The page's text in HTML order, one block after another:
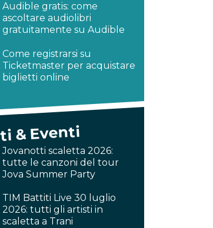
Audible gratis: come
ascoltare audiolibri
gratuitamente su Audible
Come registrarsi su
Ticketmaster per acquistare
biglietti online
& Eventi
Jovanotti scaletta 2026:
tutte le canzoni del tour
Jova Summer Party
TIM Battiti Live 30 luglio
2026: tutti gli artisti in
scaletta a Trani